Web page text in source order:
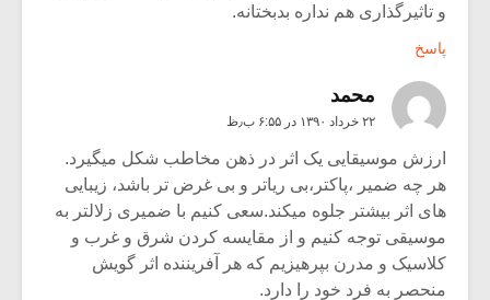
و تاثیرگذاری هم نداره بدبختانه.
پاسخ
محمد
۲۲ خرداد ۱۳۹۰ در ۶:۵۵ ب٫ظ
ارزش موسیقایی یک اثر در ذهن مخاطب شکل میگیرد.
هر چه ضمیر ،پاکتر،بی ریاتر و بی غرض تر باشد، زیبایی
های اثر بیشتر جلوه میکند.سعی کنیم با ضمیری زلالتر به
موسیقی توجه کنیم و از مقایسه کردن شرق و غرب و
کلاسیک و مدرن بپرهیزیم که هر آفریننده اثر گویش
منحصر به فرد خود را دارد.